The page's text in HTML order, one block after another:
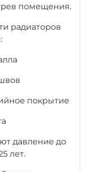
помещения.
радиаторов
покрытие
давление до
лет.